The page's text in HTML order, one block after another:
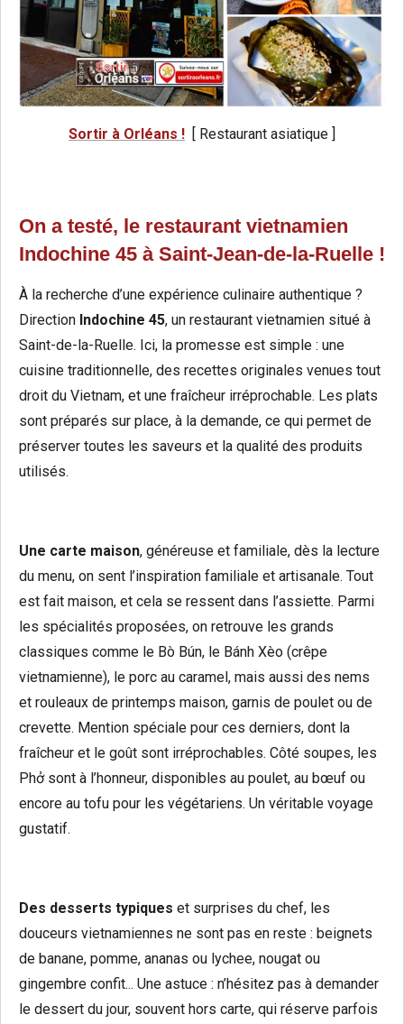
Sortir à Orléans ! [ Restaurant asiatique ]
On a testé, le restaurant vietnamien
Indochine 45 à Saint-Jean-de-la-Ruelle !
À la recherche d’une expérience culinaire authentique ?
Direction Indochine 45, un restaurant vietnamien situé à
Saint-de-la-Ruelle. Ici, la promesse est simple : une
cuisine traditionnelle, des recettes originales venues tout
droit du Vietnam, et une fraîcheur irréprochable. Les plats
sont préparés sur place, à la demande, ce qui permet de
préserver toutes les saveurs et la qualité des produits
utilisés.
Une carte maison, généreuse et familiale, dès la lecture
du menu, on sent l’inspiration familiale et artisanale. Tout
est fait maison, et cela se ressent dans l’assiette. Parmi
les spécialités proposées, on retrouve les grands
classiques comme le Bò Bún, le Bánh Xèo (crêpe
vietnamienne), le porc au caramel, mais aussi des nems
et rouleaux de printemps maison, garnis de poulet ou de
crevette. Mention spéciale pour ces derniers, dont la
fraîcheur et le goût sont irréprochables. Côté soupes, les
Phở sont à l’honneur, disponibles au poulet, au bœuf ou
encore au tofu pour les végétariens. Un véritable voyage
gustatif.
Des desserts typiques et surprises du chef, les
douceurs vietnamiennes ne sont pas en reste : beignets
de banane, pomme, ananas ou lychee, nougat ou
gingembre confit... Une astuce : n’hésitez pas à demander
le dessert du jour, souvent hors carte, qui réserve parfois